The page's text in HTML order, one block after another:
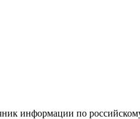
информации по